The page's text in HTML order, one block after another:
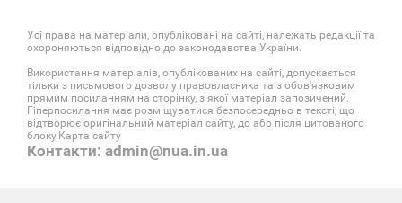
Усі права на матеріали, опубліковані на сайті, належать редакції та
охороняються відповідно до законодавства України.
Використання матеріалів, опублікованих на сайті, допускається
тільки з письмового дозволу правовласника та з обов'язковим
прямим посиланням на сторінку, з якої матеріал запозичений.
Гіперпосилання має розміщуватися безпосередньо в тексті, що
відтворює оригінальний матеріал сайту, до або після цитованого
блоку. Карта сайту
Контакти: admin@nua.in.ua